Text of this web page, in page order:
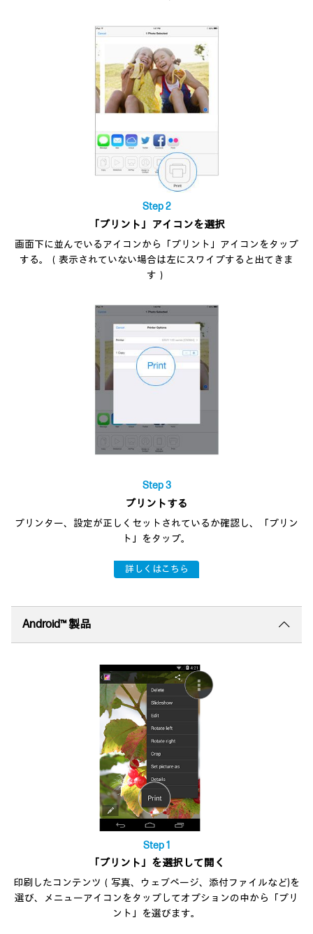
Step 2
「プリント」アイコンを選択
画面下に並んでいるアイコンから「プリント」アイコンをタップ
する。（表示されていない場合は左にスワイプすると出てきま
す）
Step 3
プリントする
プリンター、設定が正しくセットされているか確認し、「プリン
ト」をタップ。
詳しくはこちら
Android™ 製品
Step 1
「プリント」を選択して開く
印刷したコンテンツ（写真、ウェブページ、添付ファイルなど)を
選び、メニューアイコンをタップしてオプションの中から「プリ
ント」を選びます。